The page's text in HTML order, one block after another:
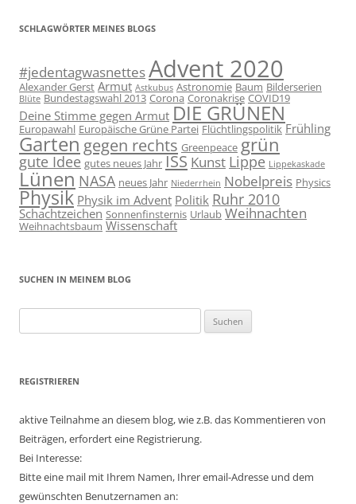
SCHLAGWÖRTER MEINES BLOGS
#jedentagwasnettesAdvent 2020
Alexander Gerst Armut Astkubus Astronomie Baum Bilderserien
Blüte Bundestagswahl 2013 Corona Coronakrise COVID19
Deine Stimme gegen Armut DIE GRÜNEN
Europawahl Europäische Grüne Partei Flüchtlingspolitik Frühling
Gartengegen rechts Greenpeace grün
gute Idee gutes neues Jahr ISS Kunst Lippe Lippekaskade
Lünen NASA neues Jahr Niederrhein Nobelpreis Physics
Physik Physik im Advent Politik Ruhr 2010
Schachtzeichen Sonnenfinsternis Urlaub Weihnachten
Weihnachtsbaum Wissenschaft
SUCHEN IN MEINEM BLOG
nach:
REGISTRIEREN
aktive Teilnahme an diesem blog, wie z.B. das Kommentieren von
Beiträgen, erfordert eine Registrierung.
Bei Interesse:
Bitte eine mail mit Ihrem Namen, Ihrer email-Adresse und dem
gewünschten Benutzernamen an: